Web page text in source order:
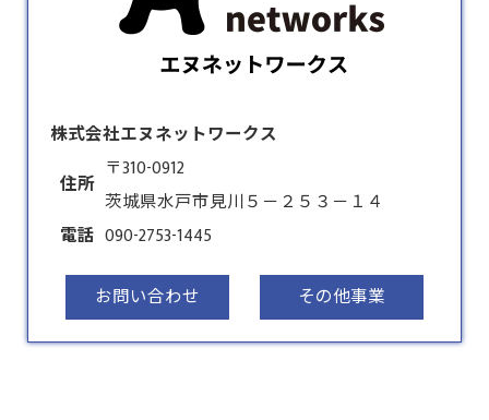
株式会社エヌネットワークス
住所
〒310-0912
茨城県水戸市見川５－２５３－１４
電話 090-2753-1445
お問い合わせ その他事業